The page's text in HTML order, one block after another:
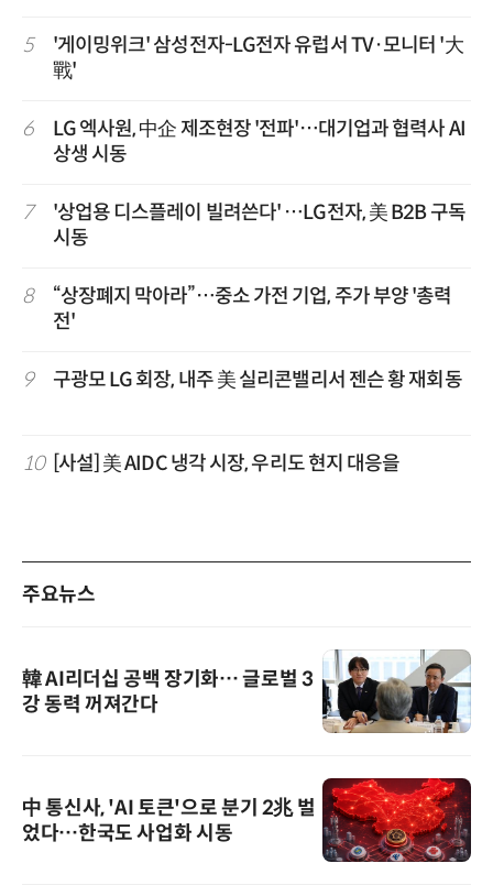
5
'게이밍위크' 삼성전자-LG전자 유럽서 TV·모니터 '大
戰'
6
LG 엑사원, 中企 제조현장 '전파'…대기업과 협력사 AI
상생 시동
7
'상업용 디스플레이 빌려쓴다' …LG전자, 美 B2B 구독
시동
8
“상장폐지 막아라”…중소 가전 기업, 주가 부양 '총력
전'
9 구광모 LG 회장, 내주 美 실리콘밸리서 젠슨 황 재회동
10 [사설] 美 AIDC 냉각 시장, 우리도 현지 대응을
주요뉴스
韓 AI리더십 공백 장기화… 글로벌 3
강 동력 꺼져간다
中 통신사, 'AI 토큰'으로 분기 2兆 벌
었다…한국도 사업화 시동